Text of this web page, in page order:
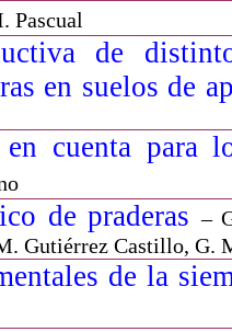
Pascual
de
en suelos de
cuenta para
de praderas–
Gutiérrez Castillo, G.
de la